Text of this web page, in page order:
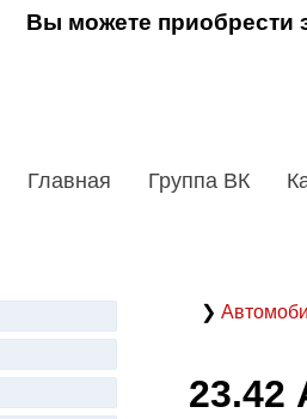
Вы можете приобрести
Главная Группа ВК
❯
23.42